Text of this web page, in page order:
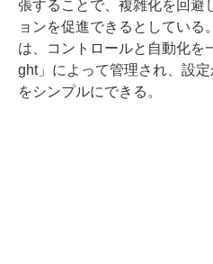
張することで、複雑化を回避
ョンを促進できるとしている
は、コントロールと自動化を
ght」によって管理され、設
をシンプルにできる。